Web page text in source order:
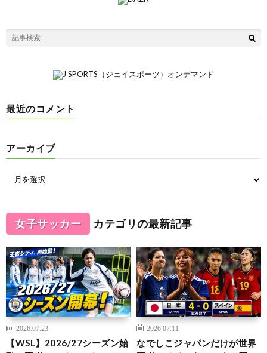
最近のコメント
アーカイブ
女子サッカー カテゴリの最新記事
2026.07.23
【WSL】2026/27シーズン始
2026.07.11
なでしこジャパンだけが世界